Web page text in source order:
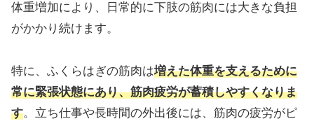
体重増加により、日常的に下肢の筋肉には大きな負担
がかかり続けます。
特に、ふくらはぎの筋肉は増えた体重を支えるために
常に緊張状態にあり、筋肉疲労が蓄積しやすくなりま
す。立ち仕事や長時間の外出後には、筋肉の疲労がピ